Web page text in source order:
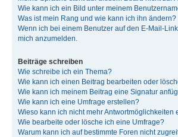
Wie kann ich ein Bild unter meinem
Was ist mein Rang und wie kann ich ihn ändern?
Wenn ich bei einem Benutzer auf den E-Mail-
mich anzumelden.
Beiträge schreiben
Wie schreibe ich ein Thema?
Wie kann ich einen Beitrag bearbeiten oder
Wie kann ich meinem Beitrag eine Signatur
Wie kann ich eine Umfrage erstellen?
Wieso kann ich nicht mehr Antwortmöglichkeiten
Wie bearbeite oder lösche ich eine Umfrage?
Warum kann ich auf bestimmte Foren nicht